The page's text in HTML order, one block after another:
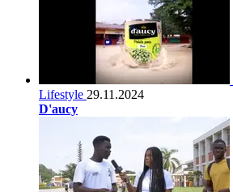
Lifestyle 29.11.2024
D'aucy